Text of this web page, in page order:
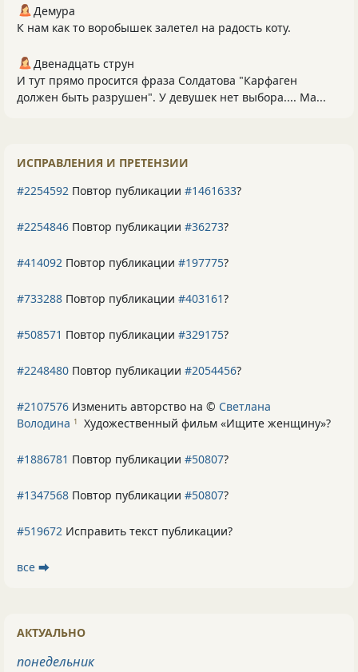
Демура
К нам как то воробышек залетел на радость коту.
Двенадцать струн
И тут прямо просится фраза Солдатова "Карфаген
должен быть разрушен". У девушек нет выбора.... Ма...
ИСПРАВЛЕНИЯ И ПРЕТЕНЗИИ
#2254592 Повтор публикации #1461633?
#2254846 Повтор публикации #36273?
#414092 Повтор публикации #197775?
#733288 Повтор публикации #403161?
#508571 Повтор публикации #329175?
#2248480 Повтор публикации #2054456?
#2107576 Изменить авторство на © Светлана
Володина 1 Художественный фильм «Ищите женщину»?
#1886781 Повтор публикации #50807?
#1347568 Повтор публикации #50807?
#519672 Исправить текст публикации?
все ⮕
АКТУАЛЬНО
понедельник